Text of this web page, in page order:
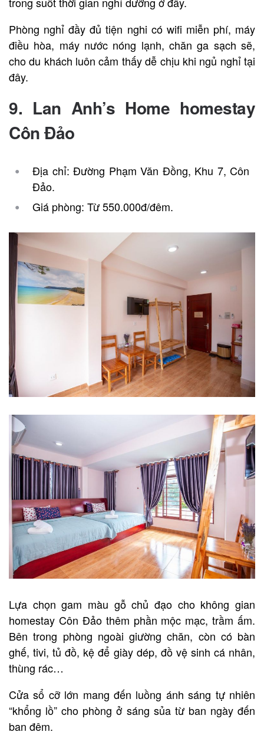
Phòng nghỉ đầy đủ tiện nghi có wifi miễn phí, máy
điều hòa, máy nước nóng lạnh, chăn ga sạch sẽ,
cho du khách luôn cảm thấy dễ chịu khi ngủ nghỉ tại
đây.
9. Lan Anh’s Home homestay
Côn Đảo
Địa chỉ: Đường Phạm Văn Đồng, Khu 7, Côn
Đảo.
Giá phòng: Từ 550.000đ/đêm.
Lựa chọn gam màu gỗ chủ đạo cho không gian
homestay Côn Đảo thêm phần mộc mạc, trầm ấm.
Bên trong phòng ngoài giường chăn, còn có bàn
ghế, tivi, tủ đồ, kệ để giày dép, đồ vệ sinh cá nhân,
thùng rác…
Cửa sổ cỡ lớn mang đến luồng ánh sáng tự nhiên
“khổng lồ” cho phòng ở sáng sủa từ ban ngày đến
ban đêm.